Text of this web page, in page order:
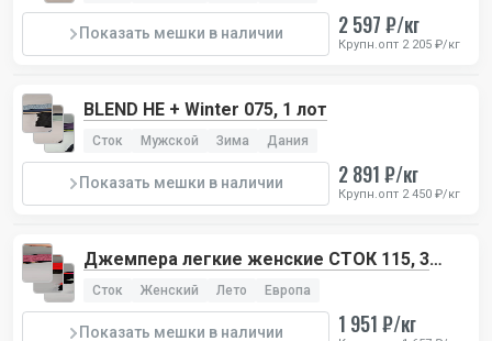
Показать мешки в наличии 2 597 ₽/кг
Крупн.опт 2 205 ₽/кг
BLEND HE + Winter 075, 1 лот
Сток Мужской Зима Дания
Показать мешки в наличии 2 891 ₽/кг
Крупн.опт 2 450 ₽/кг
Джемпера легкие женские СТОК 115, 3
лота
Сток Женский Лето Европа
Показать мешки в наличии 1 951 ₽/кг